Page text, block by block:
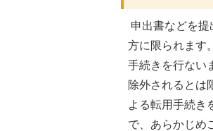
申出書などを
方に限られます
手続きを行ない
除外されるとは
よる転用手続き
で、あらかじめ